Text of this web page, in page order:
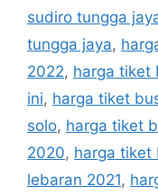
sudiro tungga
tungga jaya,
2022, harga tiket
ini, harga tiket
solo, harga tiket
2020, harga tiket
lebaran 2021,